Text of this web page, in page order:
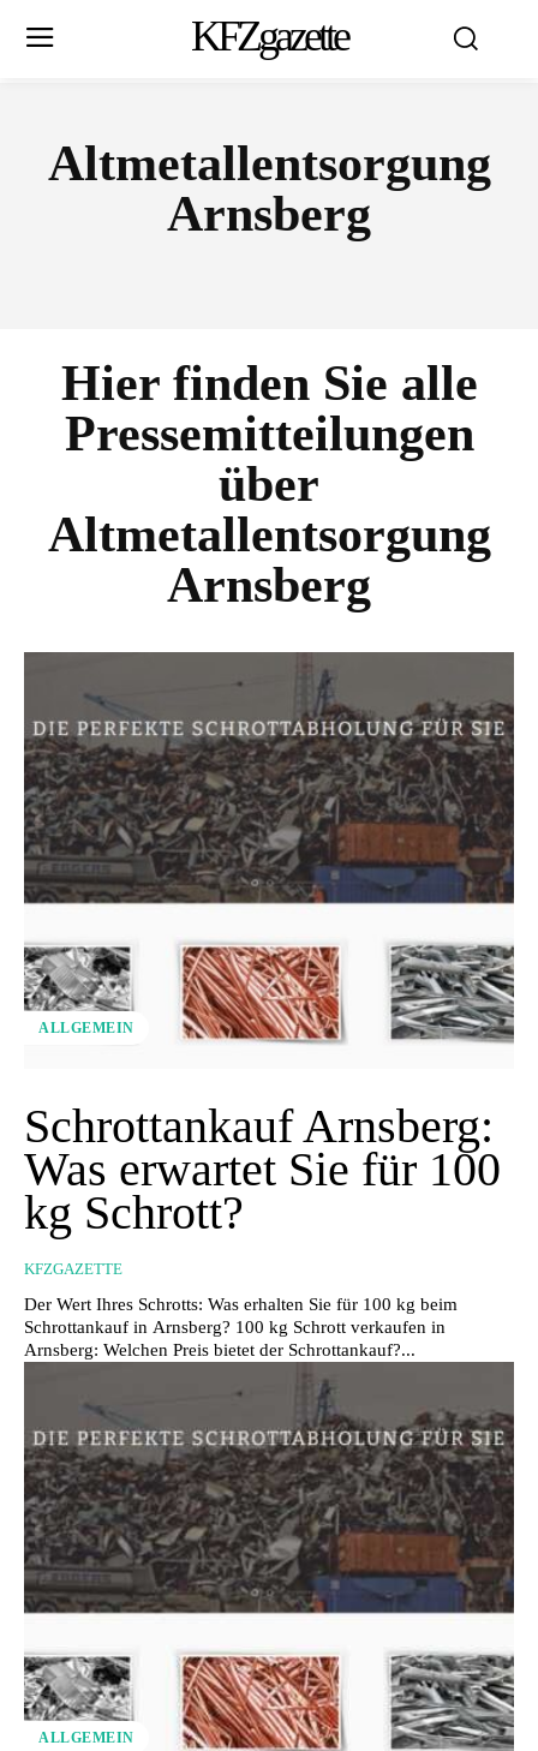
KFZgazette
Altmetallentsorgung
Arnsberg
Hier finden Sie alle
Pressemitteilungen
über
Altmetallentsorgung
Arnsberg
ALLGEMEIN
Schrottankauf Arnsberg:
Was erwartet Sie für 100
kg Schrott?
KFZGAZETTE
Der Wert Ihres Schrotts: Was erhalten Sie für 100 kg beim
Schrottankauf in Arnsberg? 100 kg Schrott verkaufen in
Arnsberg: Welchen Preis bietet der Schrottankauf?...
ALLGEMEIN